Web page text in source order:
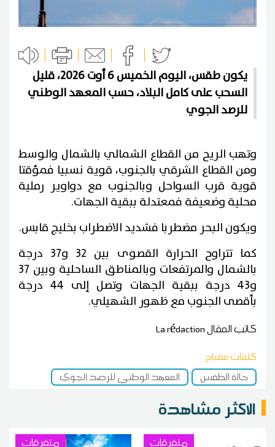
يكون طقس، اليوم الخميس 6 أوت 2026، قليل
السحب على كامل البلاد، حسب المعهد الوطني
للرصد الجوي
وتهب الريح من القطاع الشمالي بالشمال والوسط
ومن القطاع الشرقي بالجنوب، قوية نسبيا فمؤقتا
قوية قرب السواحل وبالجنوب مع دواوير رملية
محلية وضعيفة فمعتدلة ببقية الجهات.
ويكون البحر مضطربا فشديد الاضطراب بخليج قابس.
كما تتراوح الحرارة القصوى بين 32 و37 درجة
بالشمال والمرتفعات وبالمناطق الساحلية وبين 37
و43 درجة ببقية الجهات وتصل إلى 44 درجة
بأقصى الجنوب مع ظهور الشهيلي.
كاتب المقالLa rédaction
كلمات مفتاح
حالة الطقس
المعهد الوطني للرصد الجوي
الاكثر مشاهدة
متفرقات متفرقات